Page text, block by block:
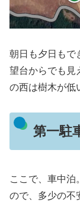
朝日も夕日もで
望台からでも見
の西は樹木が低
第一駐
ここで、車中泊
ので、多少の不